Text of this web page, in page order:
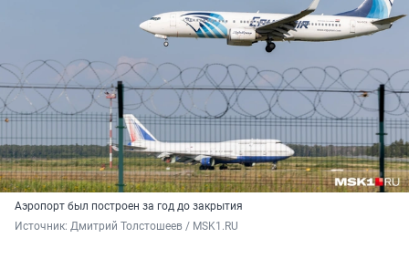
Аэропорт был построен за год до закрытия
Источник: Дмитрий Толстошеев / MSK1.RU